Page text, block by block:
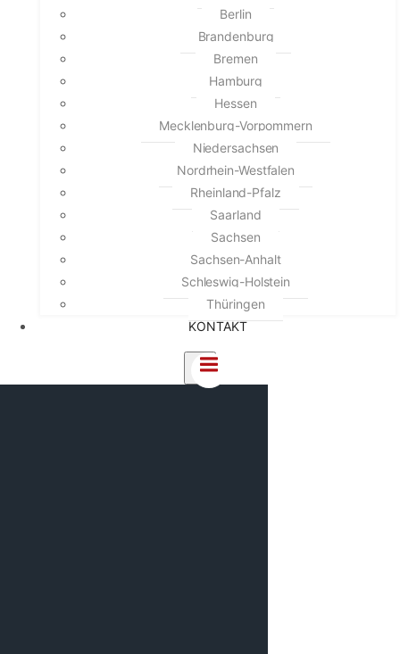
Berlin
Brandenburg
Bremen
Hamburg
Hessen
Mecklenburg-Vorpommern
Niedersachsen
Nordrhein-Westfalen
Rheinland-Pfalz
Saarland
Sachsen
Sachsen-Anhalt
Schleswig-Holstein
Thüringen
KONTAKT